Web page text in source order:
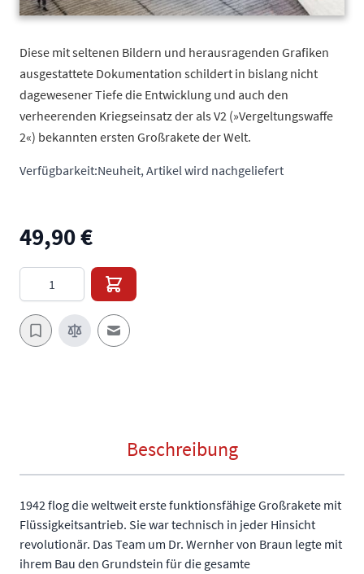
Diese mit seltenen Bildern und herausragenden Grafiken
ausgestattete Dokumentation schildert in bislang nicht
dagewesener Tiefe die Entwicklung und auch den
verheerenden Kriegseinsatz der als V2 (»Vergeltungswaffe
2«) bekannten ersten Großrakete der Welt.
Verfügbarkeit:Neuheit, Artikel wird nachgeliefert
49,90 €
E-Mail an einen Freund
Beschreibung
1942 flog die weltweit erste funktionsfähige Großrakete mit
Flüssigkeitsantrieb. Sie war technisch in jeder Hinsicht
revolutionär. Das Team um Dr. Wernher von Braun legte mit
ihrem Bau den Grundstein für die gesamte